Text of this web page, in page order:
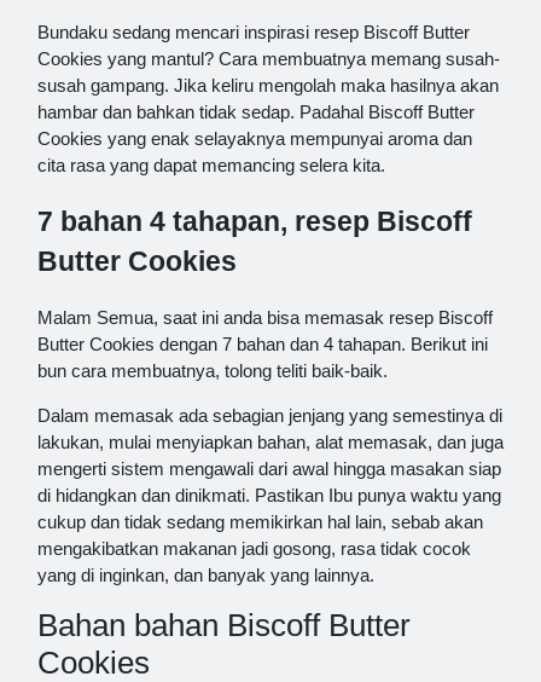
Bundaku sedang mencari inspirasi resep Biscoff Butter
Cookies yang mantul? Cara membuatnya memang susah-
susah gampang. Jika keliru mengolah maka hasilnya akan
hambar dan bahkan tidak sedap. Padahal Biscoff Butter
Cookies yang enak selayaknya mempunyai aroma dan
cita rasa yang dapat memancing selera kita.
7 bahan 4 tahapan, resep Biscoff
Butter Cookies
Malam Semua, saat ini anda bisa memasak resep Biscoff
Butter Cookies dengan 7 bahan dan 4 tahapan. Berikut ini
bun cara membuatnya, tolong teliti baik-baik.
Dalam memasak ada sebagian jenjang yang semestinya di
lakukan, mulai menyiapkan bahan, alat memasak, dan juga
mengerti sistem mengawali dari awal hingga masakan siap
di hidangkan dan dinikmati. Pastikan Ibu punya waktu yang
cukup dan tidak sedang memikirkan hal lain, sebab akan
mengakibatkan makanan jadi gosong, rasa tidak cocok
yang di inginkan, dan banyak yang lainnya.
Bahan bahan Biscoff Butter
Cookies